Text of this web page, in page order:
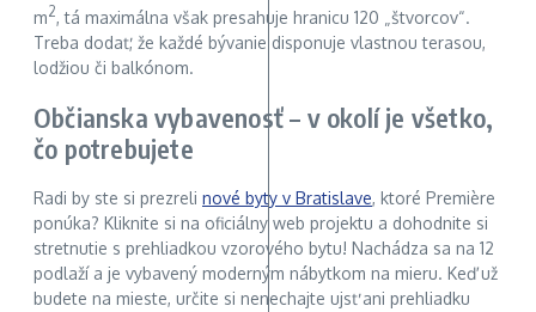
m2, tá maximálna však presahuje hranicu 120 „štvorcov“.
Treba dodať, že každé bývanie disponuje vlastnou terasou,
lodžiou či balkónom.
Občianska vybavenosť – v okolí je všetko,
čo potrebujete
Radi by ste si prezreli nové byty v Bratislave, ktoré Première
ponúka? Kliknite si na oficiálny web projektu a dohodnite si
stretnutie s prehliadkou vzorového bytu! Nachádza sa na 12
podlaží a je vybavený moderným nábytkom na mieru. Keď už
budete na mieste, určite si nenechajte ujsť ani prehliadku